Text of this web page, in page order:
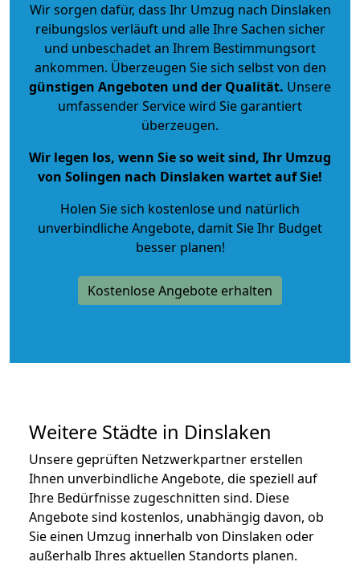
Wir sorgen dafür, dass Ihr Umzug nach Dinslaken
reibungslos verläuft und alle Ihre Sachen sicher
und unbeschadet an Ihrem Bestimmungsort
ankommen. Überzeugen Sie sich selbst von den
günstigen Angeboten und der Qualität. Unsere
umfassender Service wird Sie garantiert
überzeugen.
Wir legen los, wenn Sie so weit sind, Ihr Umzug
von Solingen nach Dinslaken wartet auf Sie!
Holen Sie sich kostenlose und natürlich
unverbindliche Angebote, damit Sie Ihr Budget
besser planen!
Kostenlose Angebote erhalten
Weitere Städte in Dinslaken
Unsere geprüften Netzwerkpartner erstellen
Ihnen unverbindliche Angebote, die speziell auf
Ihre Bedürfnisse zugeschnitten sind. Diese
Angebote sind kostenlos, unabhängig davon, ob
Sie einen Umzug innerhalb von Dinslaken oder
außerhalb Ihres aktuellen Standorts planen.